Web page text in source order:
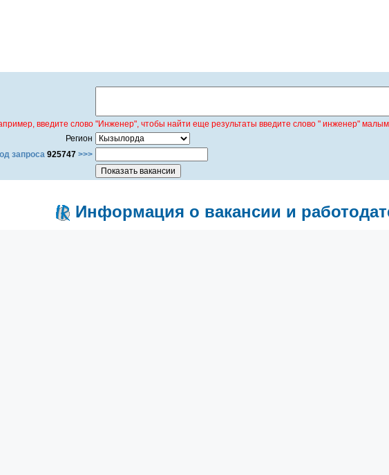
введите слово "Инженер", чтобы найти еще результаты введите слово " инженер"
Регион
запроса 925747 >>>
Информация о вакансии и